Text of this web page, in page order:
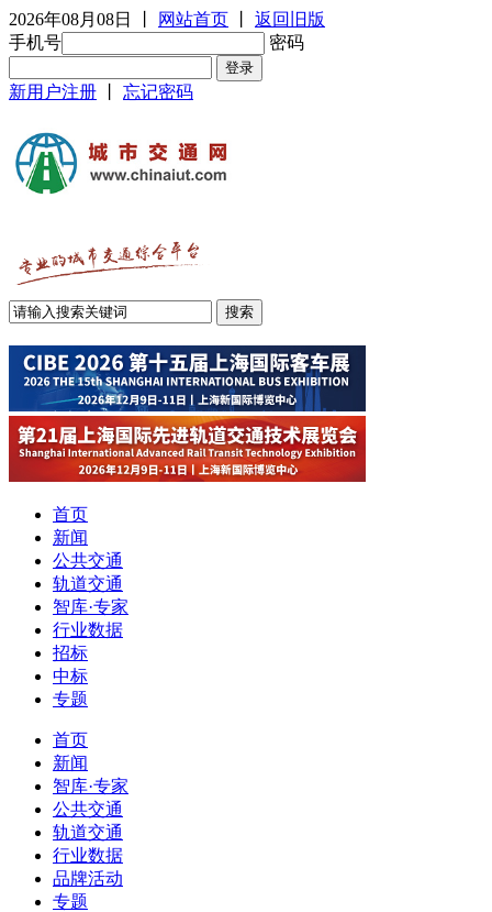
2026年08月08日 网站首页
返回旧版
手机号
密码
新用户注册 忘记密码
首页
新闻
公共交通
轨道交通
智库·专家
行业数据
招标
中标
专题
首页
新闻
智库·专家
公共交通
轨道交通
行业数据
品牌活动
专题